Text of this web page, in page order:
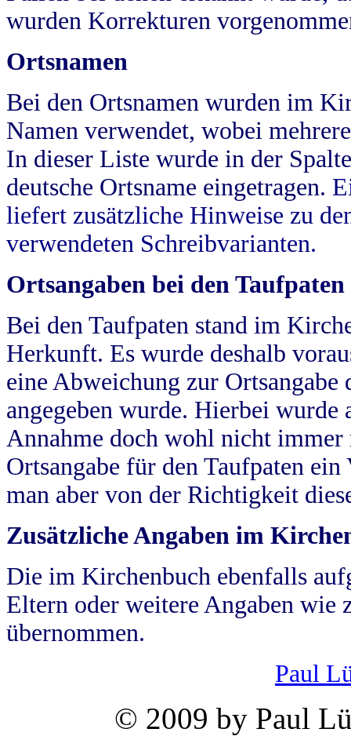
wurden Korrekturen
Ortsnamen
Bei den Ortsnamen wurden im
Namen verwendet, wobei
In dieser Liste wurde in der
deutsche Ortsname eingetragen.
liefert zusätzliche Hinweise zu
verwendeten Schreibvarianten.
Ortsangaben bei den Taufpaten
Bei den Taufpaten stand im
Herkunft. Es wurde deshalb
eine Abweichung zur
angegeben wurde. Hierbei wurde
Annahme doch wohl nicht
Ortsangabe für den Taufpaten
man aber von der Richtigkeit
Zusätzliche Angaben im
Die im Kirchenbuch ebenfalls
Eltern oder weitere Angaben wie
übernommen.
Paul
© 2009 by Paul